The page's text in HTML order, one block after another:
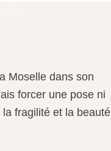
Moselle dans son
forcer une pose ni
fragilité et la beauté